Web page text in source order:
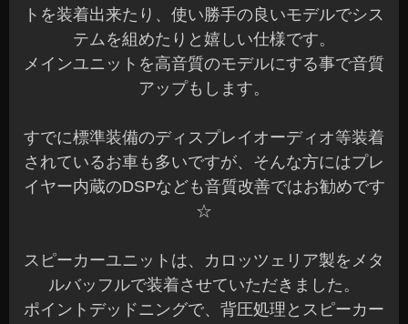
トを装着出来たり、使い勝手の良いモデルでシス
テムを組めたりと嬉しい仕様です。
メインユニットを高音質のモデルにする事で音質
アップもします。
すでに標準装備のディスプレイオーディオ等装着
されているお車も多いですが、そんな方にはプレ
イヤー内蔵のDSPなども音質改善ではお勧めです
☆
スピーカーユニットは、カロッツェリア製をメタ
ルバッフルで装着させていただきました。
ポイントデッドニングで、背圧処理とスピーカー